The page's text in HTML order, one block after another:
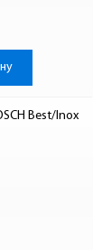
Best/Inox